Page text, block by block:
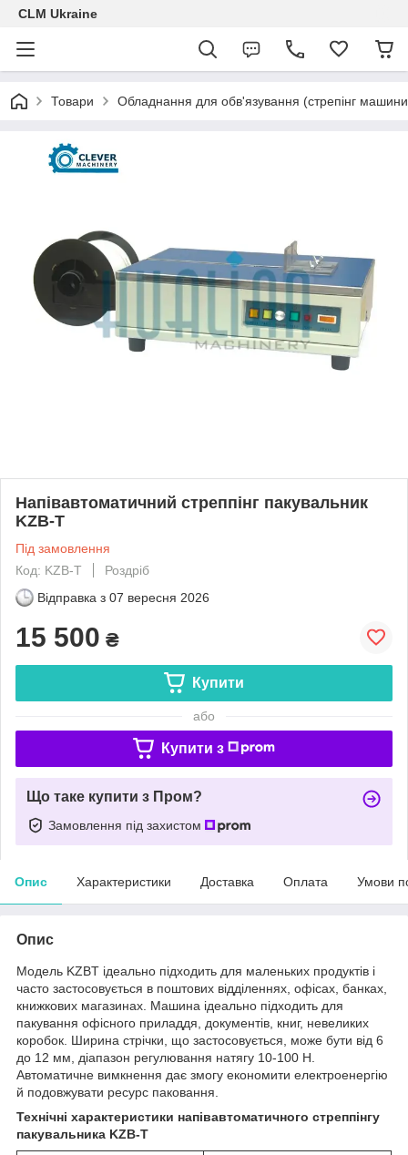
CLM Ukraine
Товари Обладнання для обв'язування (стрепінг
Напівавтоматичний стреппінг пакувальник
KZB-T
Під замовлення
Код: KZB-T
Роздріб
Відправка з 07 вересня 2026
15 500 ₴
Купити
або
Купити з
Що таке купити з Пром?
Замовлення під захистом
Опис Характеристики Доставка Оплата Умови
Опис
Модель KZBT ідеально підходить для маленьких продуктів і
часто застосовується в поштових відділеннях, офісах, банках,
книжкових магазинах. Машина ідеально підходить для
пакування офісного приладдя, документів, книг, невеликих
коробок. Ширина стрічки, що застосовується, може бути від 6
до 12 мм, діапазон регулювання натягу 10-100 Н.
Автоматичне вимкнення дає змогу економити електроенергію
й подовжувати ресурс паковання.
Технічні характеристики напівавтоматичного стреппінгу
пакувальника KZB-T